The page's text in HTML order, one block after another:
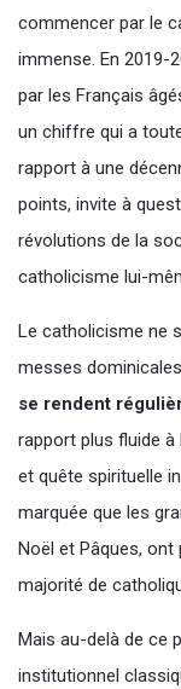
commencer par le
immense. En 2019-
par les Français
un chiffre qui a
rapport à une
points, invite à
révolutions de la
catholicisme lui-
Le catholicisme ne
messes
se rendent
rapport plus fluide
et quête spirituelle
marquée que les
Noël et Pâques, ont
majorité de
Mais au-delà de ce
institutionnel